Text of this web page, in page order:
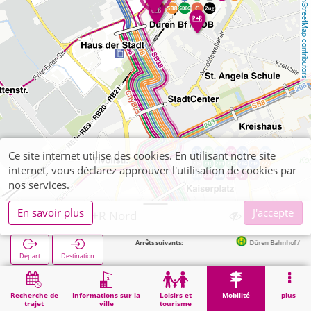
OpenStreetMap contributors
Recherche de
trajet
Informations sur la
ville
Loisirs et
tourisme
Mobilité plus
Düren, Bf P+R Nord
Départ Destination
Arrêts suivants: Düren Bahnhof / ZOB (Bus) in
Démarrage Düren, Bf P+R Nord
Ce site internet utilise des cookies. En utilisant notre site
internet, vous déclarez approuver l'utilisation de cookies par
nos services.
En savoir plus
J'accepte